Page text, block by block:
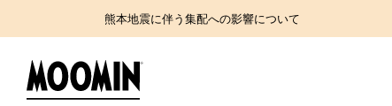
熊本地震に伴う集配への影響について